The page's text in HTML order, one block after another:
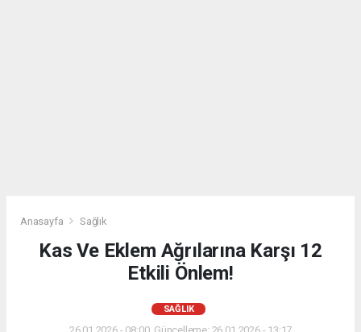
Anasayfa Sağlık
Kas Ve Eklem Ağrılarına Karşı 12
Etkili Önlem!
SAĞLIK